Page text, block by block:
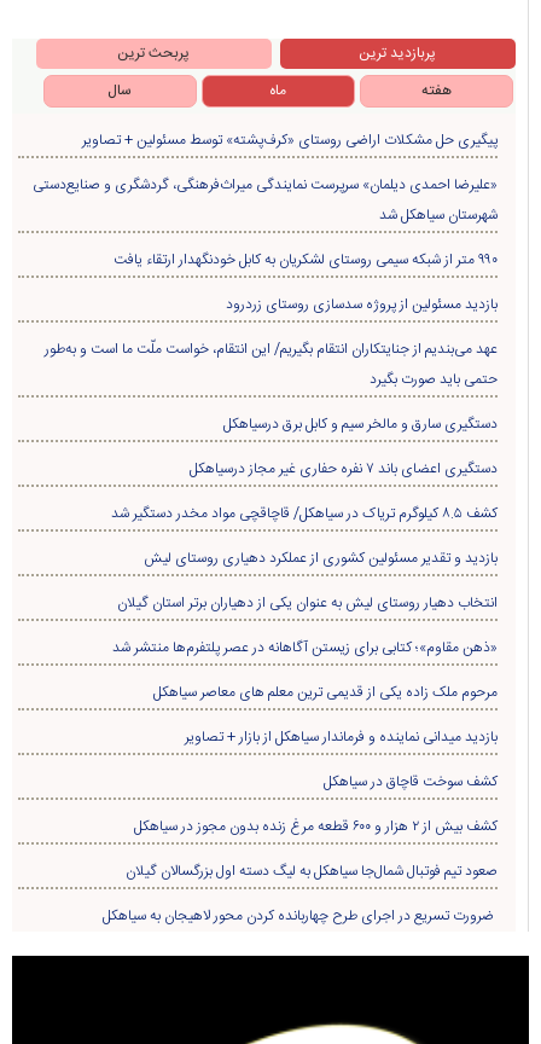
پربازدید ترین
پربحث ترین
هفته
ماه سال
پیگیری حل مشکلات اراضی روستای «کرف‌پشته» توسط مسئولین + تصاویر
«علیرضا احمدی دیلمان» سرپرست نمایندگی میراث‌فرهنگی، گردشگری و صنایع‌دستی
شهرستان سیاهکل شد
۹۹۰ متر از شبکه سیمی روستای لشکریان به کابل خودنگهدار ارتقاء یافت
بازدید مسئولین از پروژه سدسازی روستای زردرود
عهد می‌بندیم از جنایتکاران انتقام بگیریم/ این انتقام، خواست ملّت ما است و به‌طور
حتمی باید صورت بگیرد
دستگیری سارق و مالخر سیم و کابل برق درسیاهکل
دستگیری اعضای باند ۷ نفره حفاری غير مجاز درسیاهکل
کشف ۸.۵ کیلوگرم تریاک در سیاهکل/ قاچاقچی مواد مخدر دستگیر شد
بازدید و تقدیر مسئولین کشوری از عملکرد دهیاری روستای لیش
انتخاب دهیار روستای لیش به عنوان یکی از دهیاران برتر استان گیلان
«ذهن مقاوم»؛ کتابی برای زیستن آگاهانه در عصر پلتفرم‌ها منتشر شد
مرحوم ملک زاده یکی از قدیمی ترین معلم های معاصر سیاهکل
بازدید میدانی نماینده و فرماندار سیاهکل از بازار + تصاویر
کشف سوخت قاچاق در سياهکل
کشف بیش از ۲ هزار و ۶۰۰ قطعه مرغ زنده بدون مجوز در سیاهکل
صعود تیم فوتبال شمال‌جا‌ سیاهکل به لیگ دسته اول بزرگسالان گیلان
ضرورت تسریع در اجرای طرح چهاربانده کردن محور لاهیجان به سیاهکل